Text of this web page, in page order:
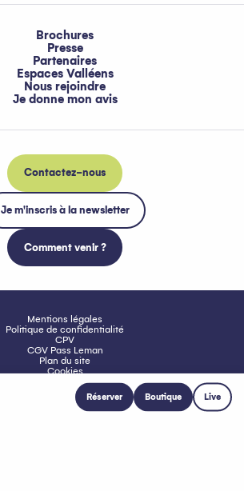
Réserver Boutique Live
Brochures
Presse
Partenaires
Espaces Valléens
Nous rejoindre
Je donne mon avis
Contactez-nous
Je m'inscris à la newsletter
Comment venir ?
Mentions légales
Politique de confidentialité
CPV
CGV Pass Leman
Plan du site
Cookies
Accessibilité : non conforme